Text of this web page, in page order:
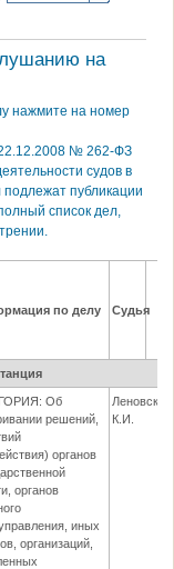
на
нажмите на номер
№ 262-ФЗ
судов в
подлежат публикации
список дел,
по делу Судья
Об
решений,
органов
органов
иных
организаций,
Леновская
К.И.